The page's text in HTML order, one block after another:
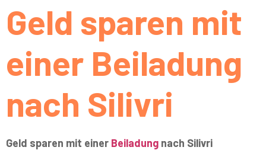
Geld sparen mit
einer Beiladung
nach Silivri
Geld sparen mit einer Beiladung nach Silivri